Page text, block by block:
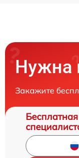
Нужна
Закажите